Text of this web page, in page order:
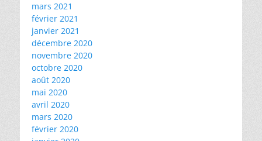
mars 2021
février 2021
janvier 2021
décembre 2020
novembre 2020
octobre 2020
août 2020
mai 2020
avril 2020
mars 2020
février 2020